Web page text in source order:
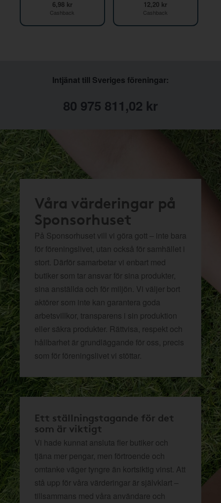
6,98 kr
Cashback
12,20 kr
Cashback
Intjänat till Sveriges föreningar:
80 975 811,02 kr
Våra värderingar på
Sponsorhuset
På Sponsorhuset vill vi göra gott – inte bara
för föreningslivet, utan också för samhället i
stort. Därför samarbetar vi enbart med
butiker som tar ansvar för sina produkter,
sina anställda och för miljön. Vi väljer bort
aktörer som inte kan garantera goda
arbetsvillkor, transparens i sin produktion
eller säkra produkter. Rättvisa, respekt och
hållbarhet är grundläggande för oss, precis
som för föreningslivet vi stöttar.
Ett ställningstagande för det
som är viktigt
Vi hade kunnat ansluta fler butiker och
tjäna mer pengar, men förtroende och
omtanke väger tyngre än kortsiktig vinst. Att
stå upp för våra värderingar är självklart –
tillsammans med våra användare och